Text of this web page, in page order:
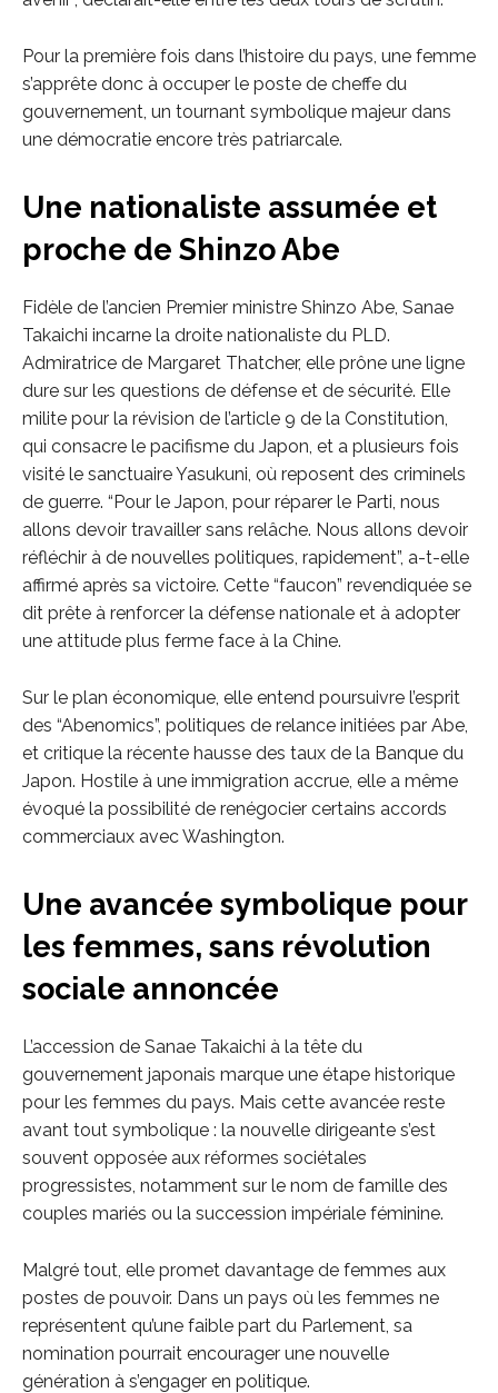
Pour la première fois dans l’histoire du pays, une femme
s’apprête donc à occuper le poste de cheffe du
gouvernement, un tournant symbolique majeur dans
une démocratie encore très patriarcale.
Une nationaliste assumée et
proche de Shinzo Abe
Fidèle de l’ancien Premier ministre Shinzo Abe, Sanae
Takaichi incarne la droite nationaliste du PLD.
Admiratrice de Margaret Thatcher, elle prône une ligne
dure sur les questions de défense et de sécurité. Elle
milite pour la révision de l’article 9 de la Constitution,
qui consacre le pacifisme du Japon, et a plusieurs fois
visité le sanctuaire Yasukuni, où reposent des criminels
de guerre. “Pour le Japon, pour réparer le Parti, nous
allons devoir travailler sans relâche. Nous allons devoir
réfléchir à de nouvelles politiques, rapidement”, a-t-elle
affirmé après sa victoire. Cette “faucon” revendiquée se
dit prête à renforcer la défense nationale et à adopter
une attitude plus ferme face à la Chine.
Sur le plan économique, elle entend poursuivre l’esprit
des “Abenomics”, politiques de relance initiées par Abe,
et critique la récente hausse des taux de la Banque du
Japon. Hostile à une immigration accrue, elle a même
évoqué la possibilité de renégocier certains accords
commerciaux avec Washington.
Une avancée symbolique pour
les femmes, sans révolution
sociale annoncée
L’accession de Sanae Takaichi à la tête du
gouvernement japonais marque une étape historique
pour les femmes du pays. Mais cette avancée reste
avant tout symbolique : la nouvelle dirigeante s’est
souvent opposée aux réformes sociétales
progressistes, notamment sur le nom de famille des
couples mariés ou la succession impériale féminine.
Malgré tout, elle promet davantage de femmes aux
postes de pouvoir. Dans un pays où les femmes ne
représentent qu’une faible part du Parlement, sa
nomination pourrait encourager une nouvelle
génération à s’engager en politique.